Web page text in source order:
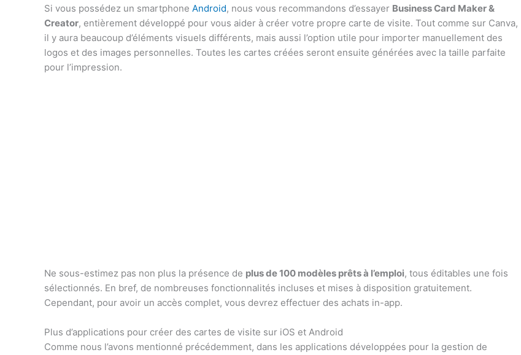
Si vous possédez un smartphone Android, nous vous recommandons d’essayer Business Card Maker &
Creator, entièrement développé pour vous aider à créer votre propre carte de visite. Tout comme sur Canva,
il y aura beaucoup d’éléments visuels différents, mais aussi l’option utile pour importer manuellement des
logos et des images personnelles. Toutes les cartes créées seront ensuite générées avec la taille parfaite
pour l’impression.
Ne sous-estimez pas non plus la présence de plus de 100 modèles prêts à l’emploi, tous éditables une fois
sélectionnés. En bref, de nombreuses fonctionnalités incluses et mises à disposition gratuitement.
Cependant, pour avoir un accès complet, vous devrez effectuer des achats in-app.
Plus d’applications pour créer des cartes de visite sur iOS et Android
Comme nous l’avons mentionné précédemment, dans les applications développées pour la gestion de